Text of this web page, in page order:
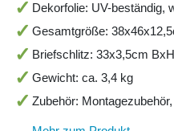
Dekorfolie: UV-beständig,
Gesamtgröße:
Briefschlitz: 33x3,5cm BxH
Gewicht: ca. 3,4 kg
Zubehör: